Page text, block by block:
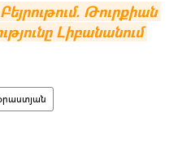
Թուրքիան
Լիբանանում